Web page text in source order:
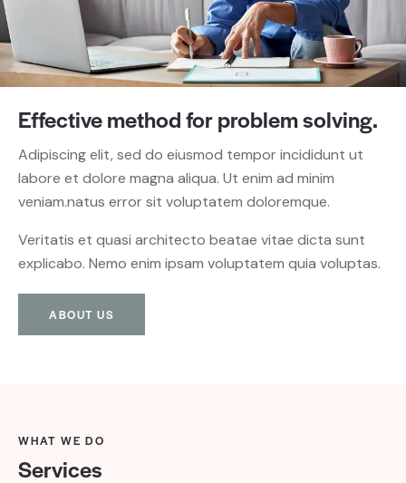
Effective method forproblem solving.
Adipiscing elit, sed do eiusmod tempor incididunt ut
labore et dolore magna aliqua. Ut enim ad minim
veniam.natus error sit voluptatem doloremque.
Veritatis et quasi architecto beatae vitae dicta sunt
explicabo. Nemo enim ipsam voluptatem quia voluptas.
ABOUT US
WHAT WE DO
Services